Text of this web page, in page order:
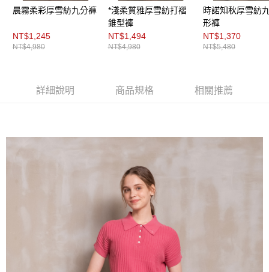
晨霧柔彩厚雪紡九分褲
NT$1,245
NT$4,980
*淺柔質雅厚雪紡打褶
錐型褲
NT$1,494
NT$4,980
時諾知秋厚雪紡
形褲
NT$1,370
NT$5,480
詳細說明 商品規格 相關推薦